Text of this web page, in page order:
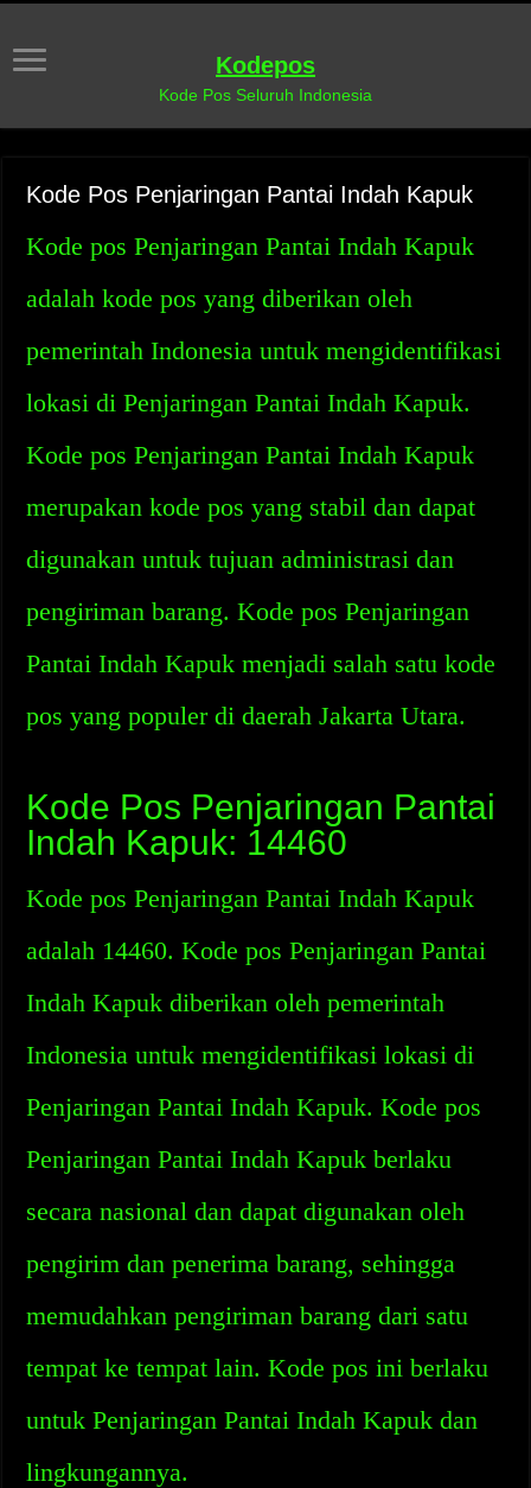
Kodepos
Kode Pos Seluruh Indonesia
Kode Pos Penjaringan Pantai Indah Kapuk
Kode pos Penjaringan Pantai Indah Kapuk
adalah kode pos yang diberikan oleh
pemerintah Indonesia untuk mengidentifikasi
lokasi di Penjaringan Pantai Indah Kapuk.
Kode pos Penjaringan Pantai Indah Kapuk
merupakan kode pos yang stabil dan dapat
digunakan untuk tujuan administrasi dan
pengiriman barang. Kode pos Penjaringan
Pantai Indah Kapuk menjadi salah satu kode
pos yang populer di daerah Jakarta Utara.
Kode Pos Penjaringan Pantai
Indah Kapuk: 14460
Kode pos Penjaringan Pantai Indah Kapuk
adalah 14460. Kode pos Penjaringan Pantai
Indah Kapuk diberikan oleh pemerintah
Indonesia untuk mengidentifikasi lokasi di
Penjaringan Pantai Indah Kapuk. Kode pos
Penjaringan Pantai Indah Kapuk berlaku
secara nasional dan dapat digunakan oleh
pengirim dan penerima barang, sehingga
memudahkan pengiriman barang dari satu
tempat ke tempat lain. Kode pos ini berlaku
untuk Penjaringan Pantai Indah Kapuk dan
lingkungannya.